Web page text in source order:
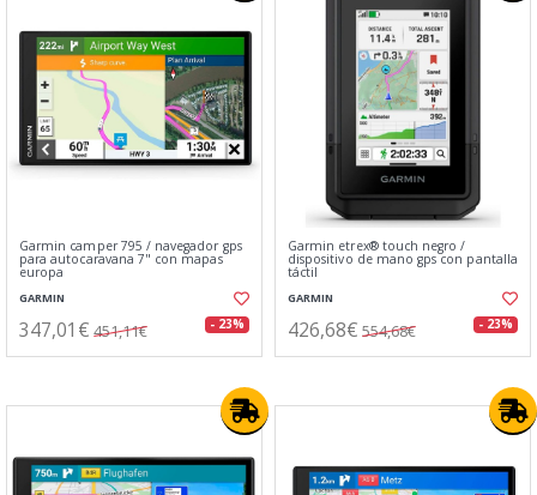
Garmin camper 795 / navegador gps
para autocaravana 7" con mapas
europa
GARMIN
347,01€ 451,11€ - 23%
Garmin etrex® touch negro /
dispositivo de mano gps con pantalla
táctil
GARMIN
426,68€ 554,68€ - 23%